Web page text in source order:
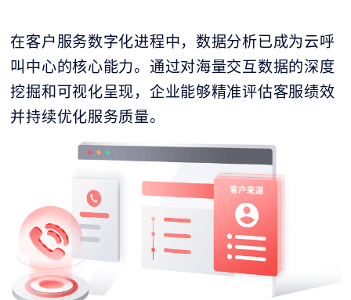
在客户服务数字化进程中，数据分析已成为云呼
叫中心的核心能力。通过对海量交互数据的深度
挖掘和可视化呈现，企业能够精准评估客服绩效
并持续优化服务质量。